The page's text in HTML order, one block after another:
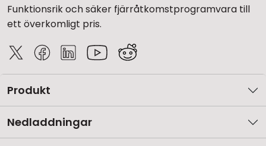
Funktionsrik och säker fjärråtkomstprogramvara till
ett överkomligt pris.
Produkt
Nedladdningar